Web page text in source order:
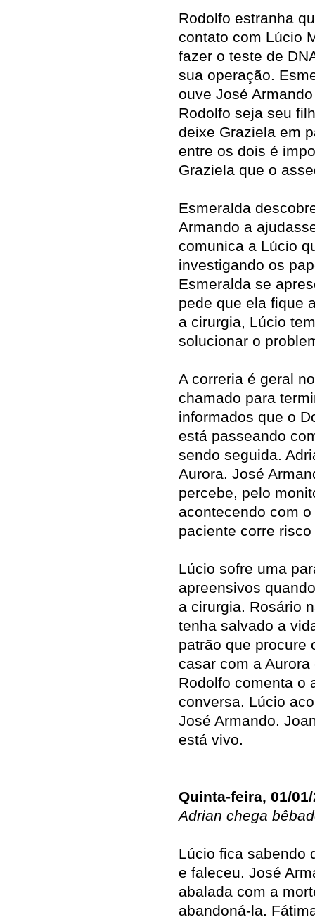
Rodolfo estranha
contato com Lúcio
fazer o teste de
sua operação.
ouve José
Rodolfo seja seu
deixe Graziela em
entre os dois é
Graziela que o
Esmeralda
Armando a
comunica a Lúcio
investigando os
Esmeralda se
pede que ela fique
a cirurgia, Lúcio
solucionar o
A correria é geral
chamado para
informados que o
está passeando
sendo seguida.
Aurora. José
percebe, pelo
acontecendo com
paciente corre
Lúcio sofre uma
apreensivos
a cirurgia. Rosário
tenha salvado a
patrão que procure
casar com a
Rodolfo comenta o
conversa. Lúcio
José Armando.
está vivo.
Quinta-feira, 01/
Adrian chega
Lúcio fica sabendo
e faleceu. José
abalada com a
abandoná-la.